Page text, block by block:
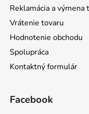
Reklamácia a výmena
Vrátenie tovaru
Hodnotenie obchodu
Spolupráca
Kontaktný formulár
Facebook